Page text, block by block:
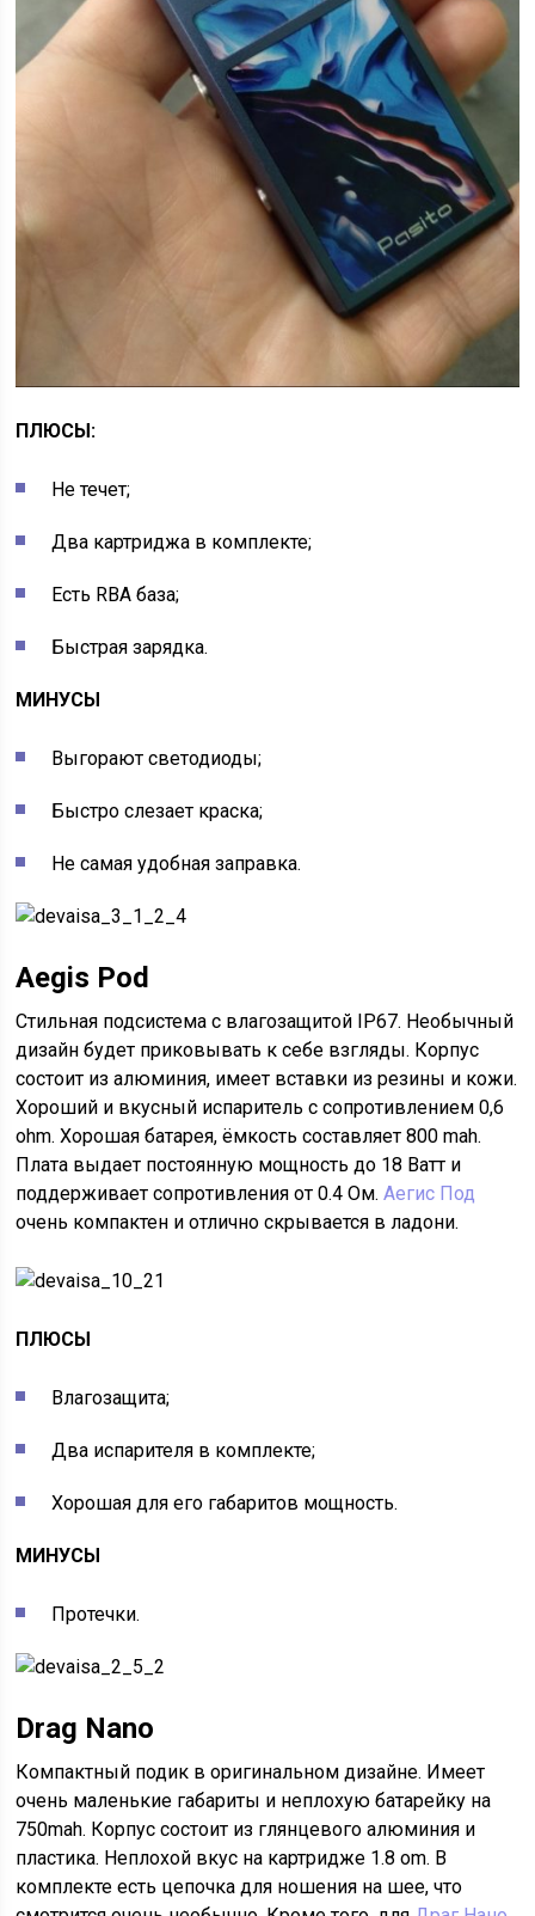
ПЛЮСЫ:
Не течет;
Два картриджа в комплекте;
Есть RBA база;
Быстрая зарядка.
МИНУСЫ
Выгорают светодиоды;
Быстро слезает краска;
Не самая удобная заправка.
Aegis Pod
Стильная подсистема с влагозащитой IP67. Необычный
дизайн будет приковывать к себе взгляды. Корпус
состоит из алюминия, имеет вставки из резины и кожи.
Хороший и вкусный испаритель с сопротивлением 0,6
ohm. Хорошая батарея, ёмкость составляет 800 mah.
Плата выдает постоянную мощность до 18 Ватт и
поддерживает сопротивления от 0.4 Ом.Аегис Под
очень компактен и отлично скрывается в ладони.
ПЛЮСЫ
Влагозащита;
Два испарителя в комплекте;
Хорошая для его габаритов мощность.
МИНУСЫ
Протечки.
Drag Nano
Компактный подик в оригинальном дизайне. Имеет
очень маленькие габариты и неплохую батарейку на
750mah. Корпус состоит из глянцевого алюминия и
пластика. Неплохой вкус на картридже 1.8 om. В
комплекте есть цепочка для ношения на шее, что